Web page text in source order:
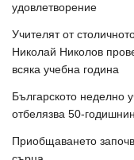
удовлетворение
Учителят от
Николай Николов
всяка учебна година
Българското неделно
отбелязва 50-
Приобщаването